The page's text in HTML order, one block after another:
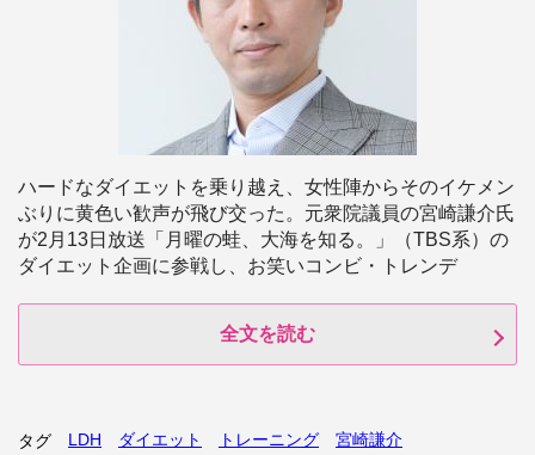
ハードなダイエットを乗り越え、女性陣からそのイケメン
ぶりに黄色い歓声が飛び交った。元衆院議員の宮崎謙介氏
が2月13日放送「月曜の蛙、大海を知る。」（TBS系）の
ダイエット企画に参戦し、お笑いコンビ・トレンデ
全文を読む
タグ LDH ダイエット トレーニング
宮崎謙介